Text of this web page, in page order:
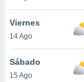
sitio
En
sean
Viernes
14 Ago
Sábado
15 Ago